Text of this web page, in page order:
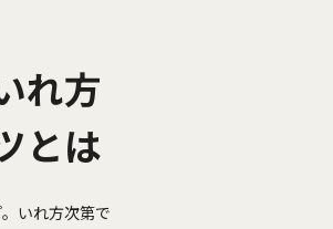
れ方
とは
いれ方次第で